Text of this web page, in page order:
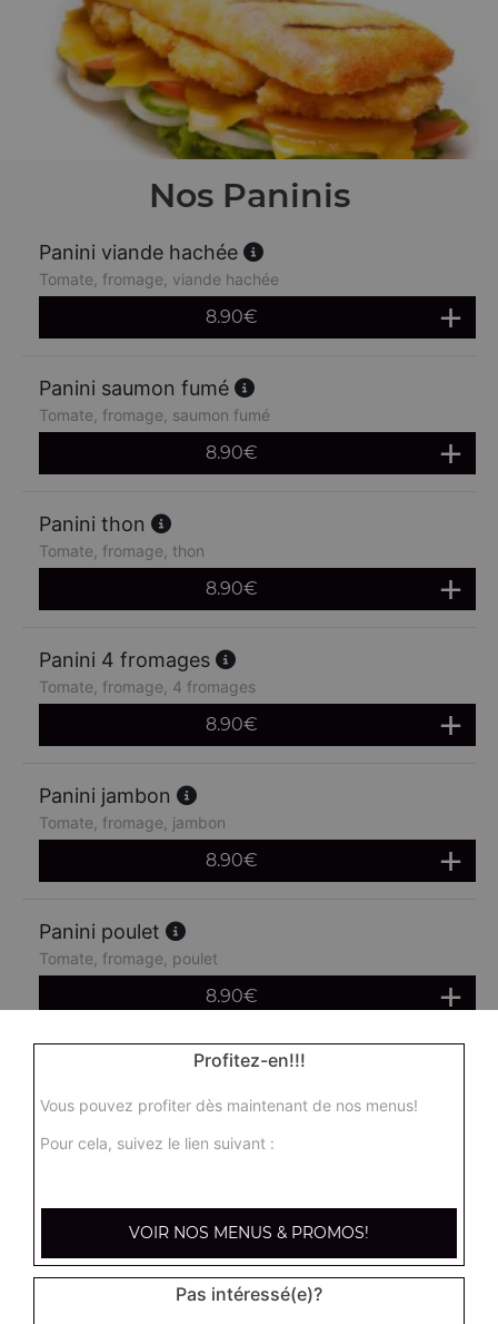
Nos Paninis
Panini viande hachée
Tomate, fromage, viande hachée
8.90€
Panini saumon fumé
Tomate, fromage, saumon fumé
8.90€
Panini thon
Tomate, fromage, thon
8.90€
Panini 4 fromages
Tomate, fromage, 4 fromages
8.90€
Panini jambon
Tomate, fromage, jambon
8.90€
Panini poulet
Tomate, fromage, poulet
8.90€
Panini chèvre miel
8.90
Panini merguez
Tomates fraîches, fromage, merguez
8.90€
Profitez-en!!!
Vous pouvez profiter dès maintenant de nos menus!
Pour cela, suivez le lien suivant :
VOIR NOS MENUS & PROMOS!
Pas intéressé(e)?